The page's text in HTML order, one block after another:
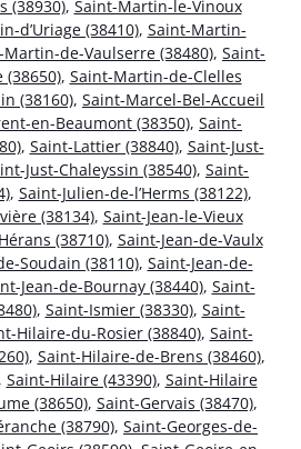
(38930), Saint-Martin-le-Vinoux
d’Uriage (38410), Saint-Martin-
Martin-de-Vaulserre (38480), Saint-
, Saint-Martin-de-Clelles
(38160), Saint-Marcel-Bel-Accueil
en-Beaumont (38350), Saint-
, Saint-Lattier (38840), Saint-Just-
Just-Chaleyssin (38540), Saint-
, Saint-Julien-de-l’Herms (38122),
(38134), Saint-Jean-le-Vieux
(38710), Saint-Jean-de-Vaulx
Soudain (38110), Saint-Jean-de-
Jean-de-Bournay (38440), Saint-
, Saint-Ismier (38330), Saint-
Hilaire-du-Rosier (38840), Saint-
, Saint-Hilaire-de-Brens (38460),
Saint-Hilaire (43390), Saint-Hilaire
(38650), Saint-Gervais (38470),
(38790), Saint-Georges-de-